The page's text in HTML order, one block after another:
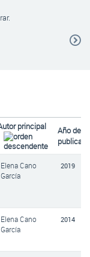
principal
Año de
Elena Cano
García
2019
Elena Cano
García
2014